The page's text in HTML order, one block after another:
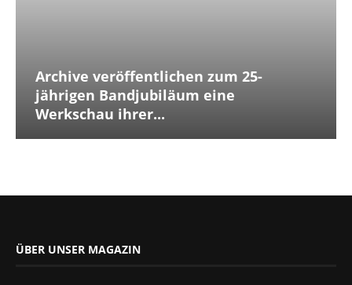
Archive veröffentlichen zum 25-
jährigen Bandjubiläum eine
Werkschau ihrer...
ÜBER UNSER MAGAZIN